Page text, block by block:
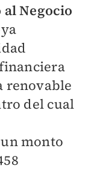
Negocio
renovable
del cual
monto